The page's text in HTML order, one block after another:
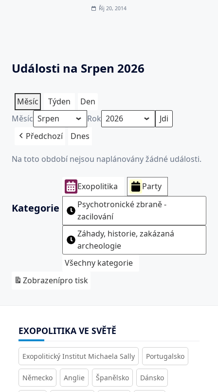
Říj 20, 2014
Události na Srpen 2026
Měsíc Týden
Den
Měsíc
Rok
Předchozí
Dnes
Na toto období nejsou naplánovány žádné události.
Kategorie
Exopolitika
Party
Psychotronické zbraně -
zacilování
Záhady, historie, zakázaná
archeologie
Všechny kategorie
Zobrazenípro tisk
EXOPOLITIKA VE SVĚTĚ
Exopolitický Institut Michaela Sally Portugalsko
Německo Anglie Španělsko Dánsko